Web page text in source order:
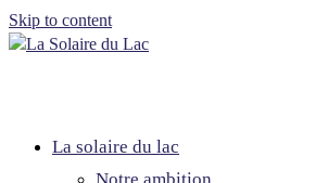
Skip to content
La solaire du lac